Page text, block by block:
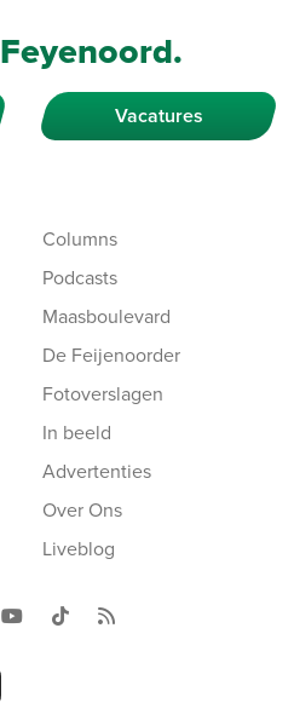
Feyenoord.
Vacatures
Columns
Podcasts
Maasboulevard
De Feijenoorder
Fotoverslagen
In beeld
Advertenties
Over Ons
Liveblog